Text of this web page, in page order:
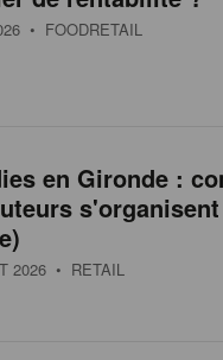
• FOODRETAIL
en Gironde :
2026 • RETAIL